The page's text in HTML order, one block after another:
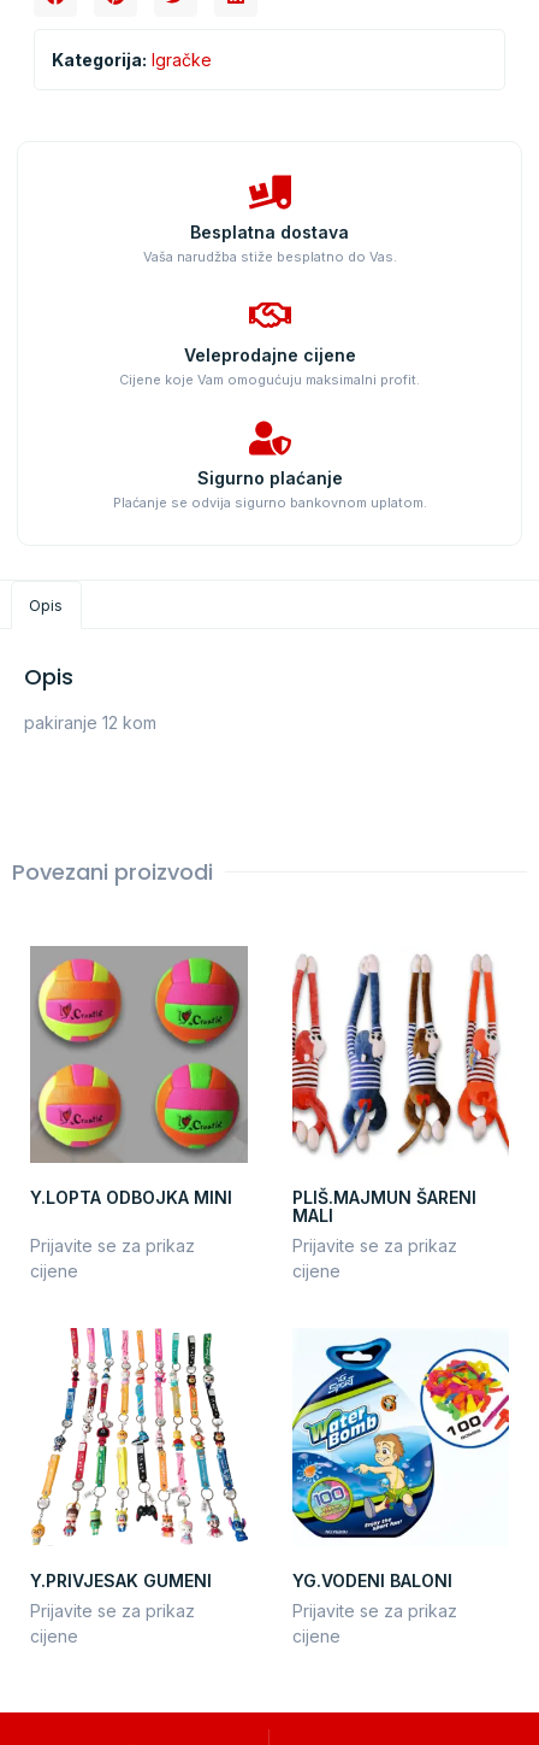
Kategorija: Igračke
Besplatna dostava
Vaša narudžba stiže besplatno do Vas.
Veleprodajne cijene
Cijene koje Vam omogućuju maksimalni profit.
Sigurno plaćanje
Plaćanje se odvija sigurno bankovnom uplatom.
Opis
Opis
pakiranje 12 kom
Povezani proizvodi
Y.LOPTA ODBOJKA MINI
Prijavite se za prikaz
cijene
PLIŠ.MAJMUN ŠARENI
MALI
Prijavite se za prikaz
cijene
Y.PRIVJESAK GUMENI
Prijavite se za prikaz
cijene
YG.VODENI BALONI
Prijavite se za prikaz
cijene